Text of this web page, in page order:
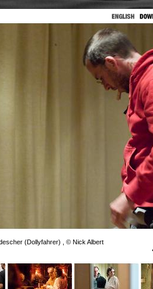
(Dollyfahrer) , © Nick Albert